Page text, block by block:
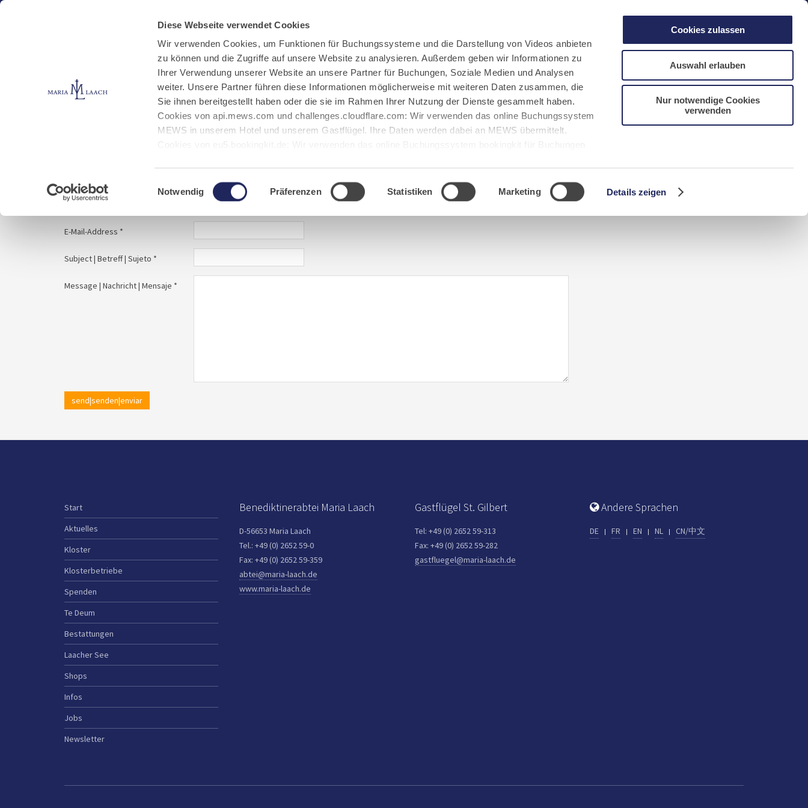
Diese Webseite verwendet Cookies
Wir verwenden Cookies, um Funktionen für Buchungssysteme und die Darstellung von Videos anbieten
zu können und die Zugriffe auf unsere Website zu analysieren. Außerdem geben wir Informationen zu
Ihrer Verwendung unserer Website an unsere Partner für Buchungen, Soziale Medien und Analysen
weiter. Unsere Partner führen diese Informationen möglicherweise mit weiteren Daten zusammen, die
Sie ihnen bereitgestellt haben oder die sie im Rahmen Ihrer Nutzung der Dienste gesammelt haben.
Cookies von api.mews.com und challenges.cloudflare.com: Wir verwenden das online Buchungssystem
MEWS in unserem Hotel und unserem Gastflügel. Ihre Daten werden dabei an MEWS übermittelt.
Einwilligungsauswahl
Notwendig Präferenzen Statistiken Marketing Details zeigen
Cookies zulassen
Auswahl erlauben
Nur notwendige Cookies
verwenden
Kloster Klosterbetriebe Spenden Infos
E-Mail schreiben
NL CN/中文
E-Mail schreiben
Your message to | Ihre Nachricht an | Tu mensaje: alw@maria[...].de
* required information | erforderliche Informationen | Información requerida
Name | Nombre *
E-Mail-Address *
Subject | Betreff | Sujeto *
Message | Nachricht | Mensaje *
send|senden|enviar
Start
Aktuelles
Kloster
Klosterbetriebe
Spenden
Te Deum
Bestattungen
Laacher See
Shops
Infos
Jobs
Newsletter
Benediktinerabtei Maria Laach
D-56653 Maria Laach
Tel.: +49 (0) 2652 59-0
Fax: +49 (0) 2652 59-359
abtei@maria-laach.de
www.maria-laach.de
Gastflügel St. Gilbert
Tel: +49 (0) 2652 59-313
Fax: +49 (0) 2652 59-282
gastfluegel@maria-laach.de
Andere Sprachen
DE FR EN NL CN/中文